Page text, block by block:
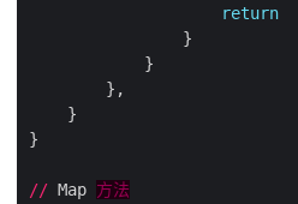
return
// Map 方法